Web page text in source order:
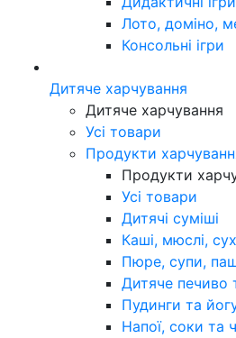
Лото, доміно,
Консольні ігри
Дитяче харчування
Дитяче харчування
Усі товари
Продукти
Продукти
Усі товари
Дитячі суміші
Каші, мюслі,
Пюре, супи,
Дитяче печиво
Пудинги та
Напої, соки та